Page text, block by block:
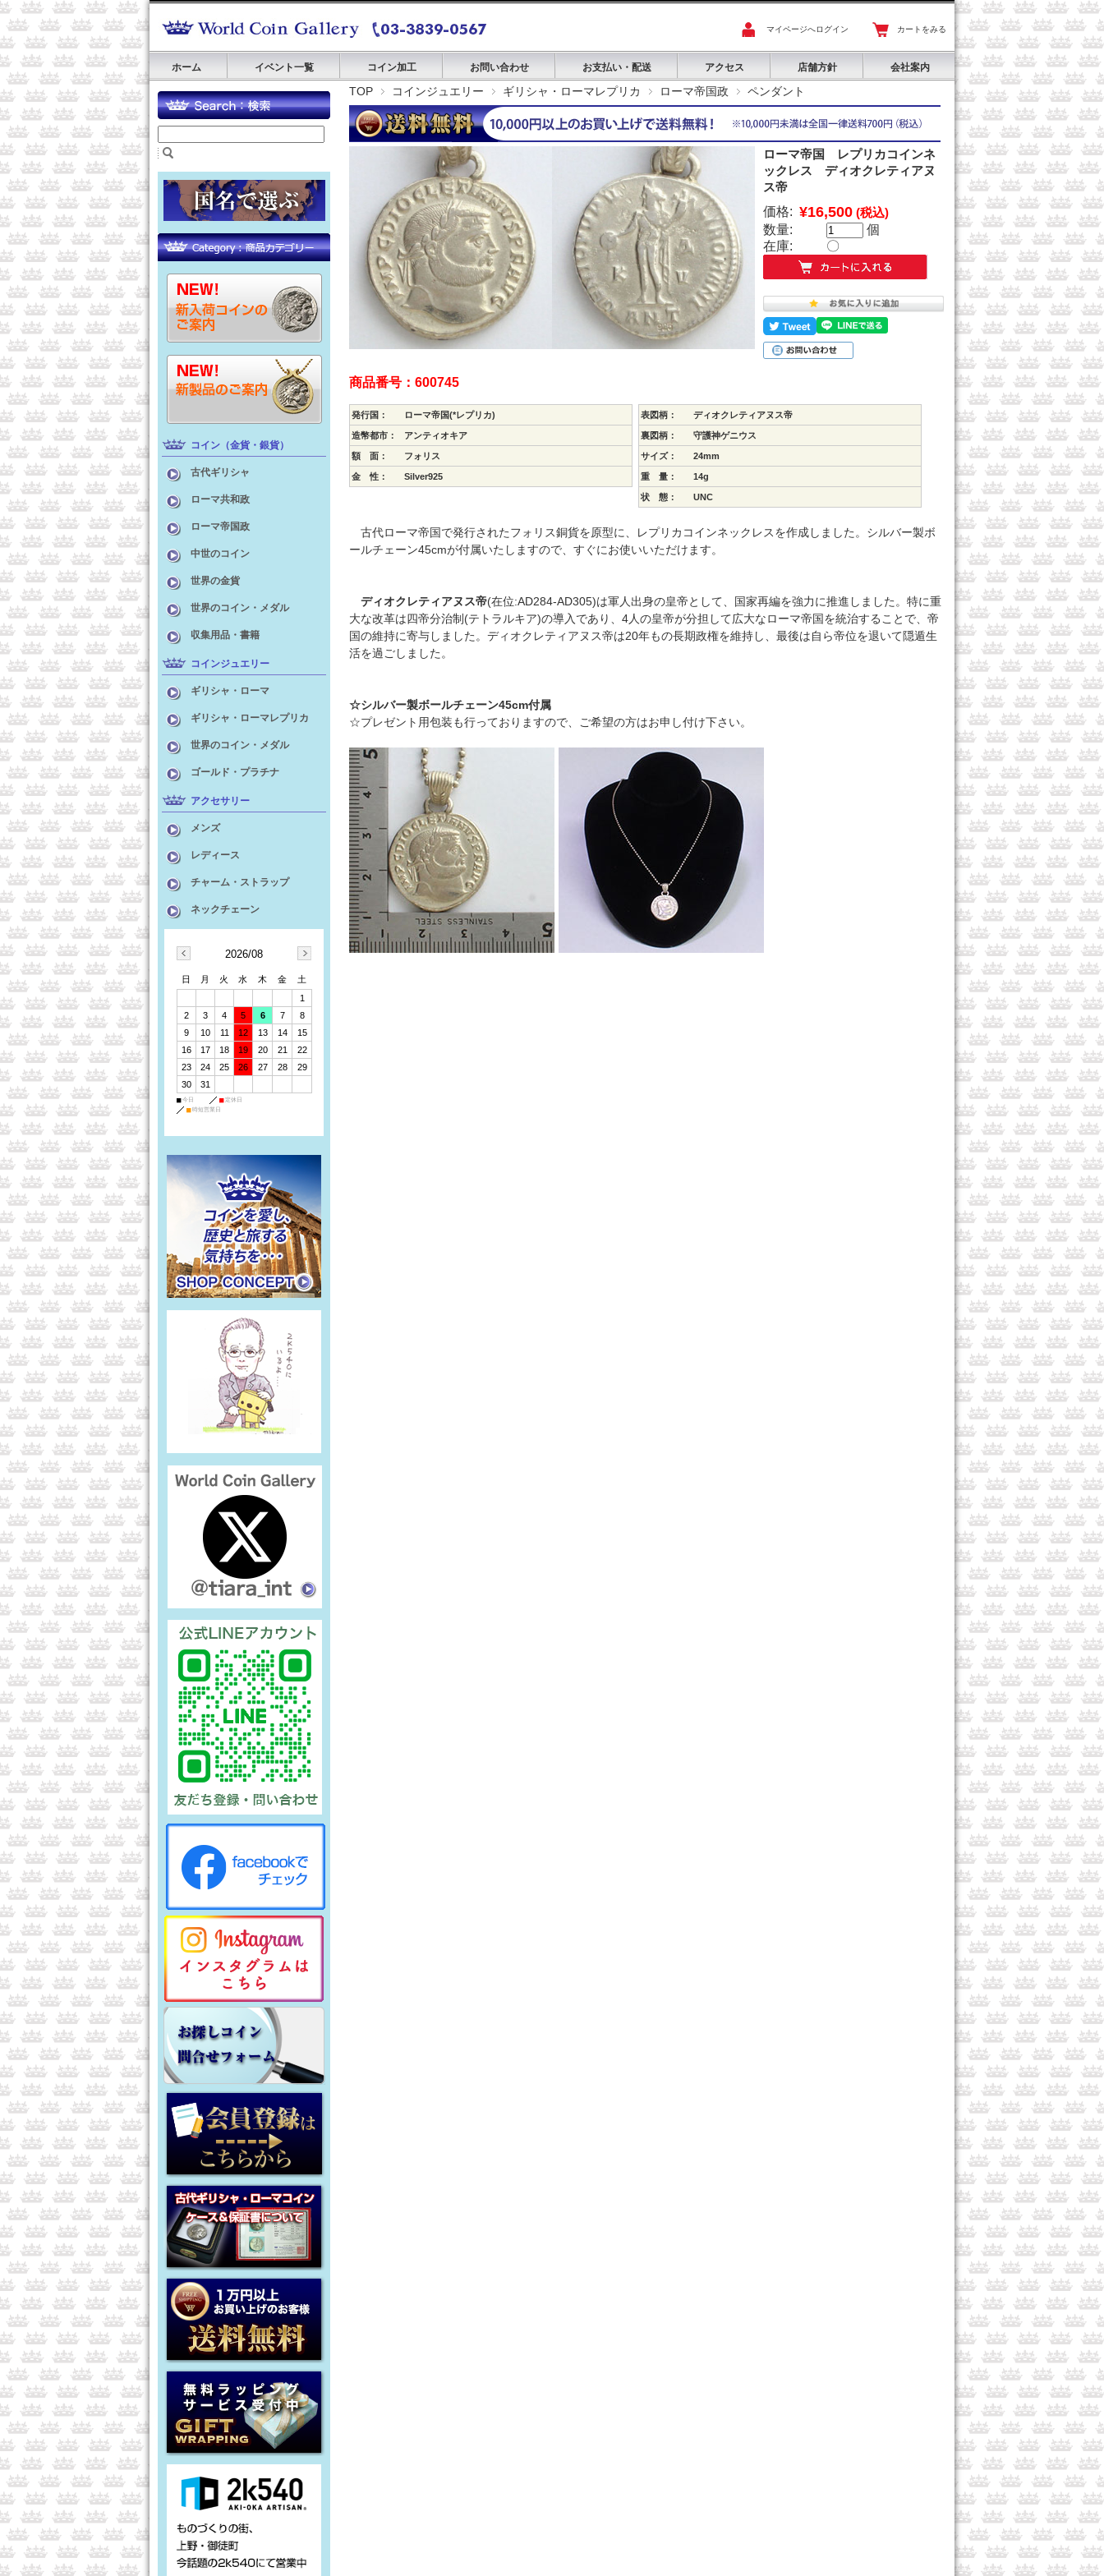
マイページへログイン カートをみる
ホーム イベント一覧 コイン加工 お問い合わせ お支払い・配送 アクセス 店舗方針 会社案内
TOP コインジュエリー ギリシャ・ローマレプリカ ローマ帝国政 ペンダント
ローマ帝国 レプリカコインネ
ックレス ディオクレティアヌ
ス帝
価格: ¥16,500 (税込)
数量:
個
在庫:
〇
商品番号：600745
発行国： ローマ帝国(*レプリカ)
造幣都市： アンティオキア
額 面： フォリス
金 性： Silver925
表図柄： ディオクレティアヌス帝
裏図柄： 守護神ゲニウス
サイズ： 24mm
重 量： 14g
状 態： UNC
古代ローマ帝国で発行されたフォリス銅貨を原型に、レプリカコインネックレスを作成しました。シルバー製ボ
ールチェーン45cmが付属いたしますので、すぐにお使いいただけます。
ディオクレティアヌス帝(在位:AD284-AD305)は軍人出身の皇帝として、国家再編を強力に推進しました。特に重
大な改革は四帝分治制(テトラルキア)の導入であり、4人の皇帝が分担して広大なローマ帝国を統治することで、帝
国の維持に寄与しました。ディオクレティアヌス帝は20年もの長期政権を維持し、最後は自ら帝位を退いて隠遁生
活を過ごしました。
☆シルバー製ボールチェーン45cm付属
☆プレゼント用包装も行っておりますので、ご希望の方はお申し付け下さい。
コイン（金貨・銀貨）
古代ギリシャ
ローマ共和政
ローマ帝国政
中世のコイン
世界の金貨
世界のコイン・メダル
収集用品・書籍
コインジュエリー
ギリシャ・ローマ
ギリシャ・ローマレプリカ
世界のコイン・メダル
ゴールド・プラチナ
アクセサリー
メンズ
レディース
チャーム・ストラップ
ネックチェーン
2026/08
日 月 火 水 木 金
土
1
2
3 4 5 6 7
8
9
10 11 12 13 14
15
16
17 18 19 20 21
22
23
24 25 26 27 28
29
30
31
■ 今日 ■ 定休日
■ 時短営業日